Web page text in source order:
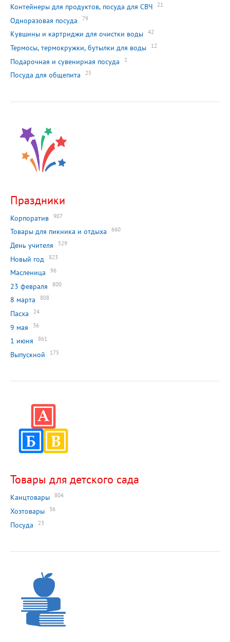
Контейнеры для продуктов, посуда для СВЧ 21
Одноразовая посуда 79
Кувшины и картриджи для очистки воды 42
Термосы, термокружки, бутылки для воды 12
Подарочная и сувенирная посуда 1
Посуда для общепита 25
Праздники
Корпоратив 907
Товары для пикника и отдыха 660
День учителя 529
Новый год 823
Масленица 96
23 февраля 800
8 марта 808
Пасха 24
9 мая 36
1 июня 861
Выпускной 175
Товары для детского сада
Канцтовары 804
Хозтовары 36
Посуда 23